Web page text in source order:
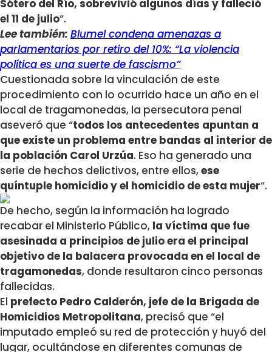
Sótero del Río, sobrevivió algunos días y falleció
el 11 de julio“.
Lee también: Blumel condena amenazas a
parlamentarios por retiro del 10%: “La violencia
política es una suerte de fascismo”
Cuestionada sobre la vinculación de este
procedimiento con lo ocurrido hace un año en el
local de tragamonedas, la persecutora penal
aseveró que “todos los antecedentes apuntan a
que existe un problema entre bandas al interior de
la población Carol Urzúa. Eso ha generado una
serie de hechos delictivos, entre ellos,ese
quíntuple homicidio y el homicidio de esta mujer“.
De hecho, según la información ha logrado
recabar el Ministerio Público, la víctima que fue
asesinada a principios de julio era el principal
objetivo de la balacera provocada en el local de
tragamonedas, donde resultaron cinco personas
fallecidas.
El prefecto Pedro Calderón, jefe de la Brigada de
Homicidios Metropolitana, precisó que “el
imputado empleó su red de protección y huyó del
lugar, ocultándose en diferentes comunas de